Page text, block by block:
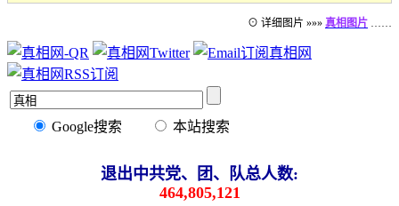
⊙ 详细图片 »»» 真相图片 ……
Google搜索 本站搜索
退出中共党、团、队总人数:
464,805,121